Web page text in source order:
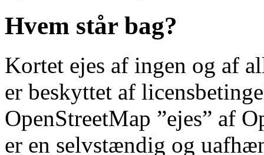
Hvem står bag?
Kortet ejes af ingen og af
er beskyttet af
OpenStreetMap ”ejes” af
er en selvstændig og